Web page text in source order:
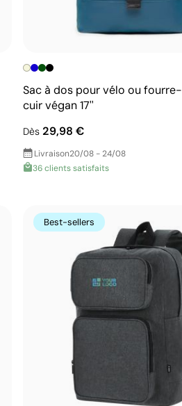
Sac à dos pour vélo ou
cuir végan 17''
Dès 29,98 €
Livraison20/08 - 24/08
36 clients satisfaits
Best-sellers